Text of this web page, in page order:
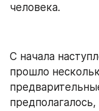
человека.
С начала
прошло